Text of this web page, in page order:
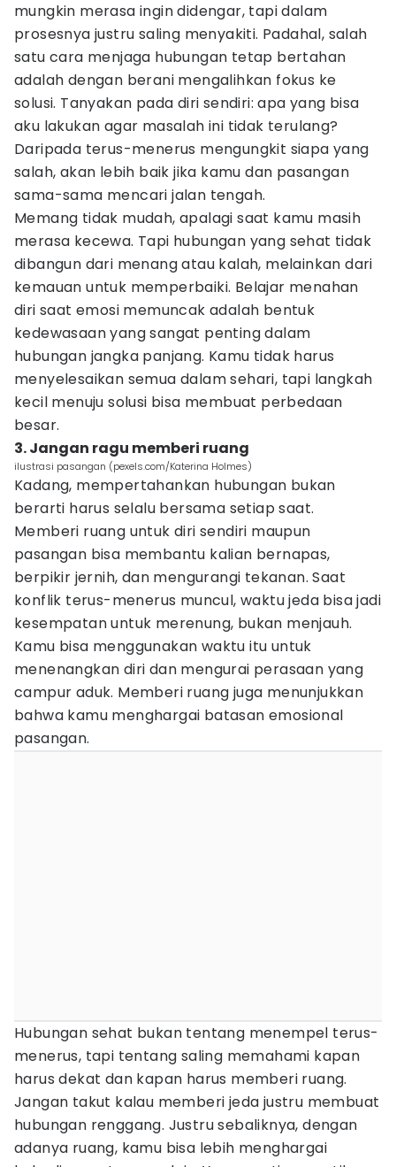
mungkin merasa ingin didengar, tapi dalam
prosesnya justru saling menyakiti. Padahal, salah
satu cara menjaga hubungan tetap bertahan
adalah dengan berani mengalihkan fokus ke
solusi. Tanyakan pada diri sendiri: apa yang bisa
aku lakukan agar masalah ini tidak terulang?
Daripada terus-menerus mengungkit siapa yang
salah, akan lebih baik jika kamu dan pasangan
sama-sama mencari jalan tengah.
Memang tidak mudah, apalagi saat kamu masih
merasa kecewa. Tapi hubungan yang sehat tidak
dibangun dari menang atau kalah, melainkan dari
kemauan untuk memperbaiki. Belajar menahan
diri saat emosi memuncak adalah bentuk
kedewasaan yang sangat penting dalam
hubungan jangka panjang. Kamu tidak harus
menyelesaikan semua dalam sehari, tapi langkah
kecil menuju solusi bisa membuat perbedaan
besar.
3. Jangan ragu memberi ruang
ilustrasi pasangan (pexels.com/Katerina Holmes)
Kadang, mempertahankan hubungan bukan
berarti harus selalu bersama setiap saat.
Memberi ruang untuk diri sendiri maupun
pasangan bisa membantu kalian bernapas,
berpikir jernih, dan mengurangi tekanan. Saat
konflik terus-menerus muncul, waktu jeda bisa jadi
kesempatan untuk merenung, bukan menjauh.
Kamu bisa menggunakan waktu itu untuk
menenangkan diri dan mengurai perasaan yang
campur aduk. Memberi ruang juga menunjukkan
bahwa kamu menghargai batasan emosional
pasangan.
Hubungan sehat bukan tentang menempel terus-
menerus, tapi tentang saling memahami kapan
harus dekat dan kapan harus memberi ruang.
Jangan takut kalau memberi jeda justru membuat
hubungan renggang. Justru sebaliknya, dengan
adanya ruang, kamu bisa lebih menghargai